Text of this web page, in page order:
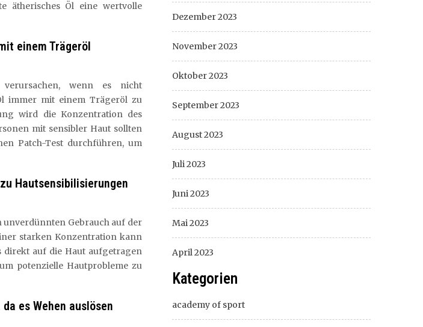
ätherisches Öl eine wertvolle
einem Trägeröl
wenn es nicht
immer mit einem Trägeröl zu
wird die Konzentration des
mit sensibler Haut sollten
Patch-Test durchführen, um
Hautsensibilisierungen
unverdünnten Gebrauch auf der
starken Konzentration kann
direkt auf die Haut aufgetragen
potenzielle Hautprobleme zu
es Wehen auslösen
Dezember 2023
November 2023
Oktober 2023
September 2023
August 2023
Juli 2023
Juni 2023
Mai 2023
April 2023
Kategorien
academy of sport